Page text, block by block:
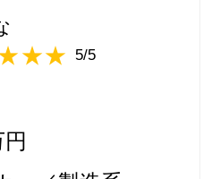
ートフォンで面接する
応募した先から連絡が
じて面接日を決めて面
ット動画面接を知らせ
プリを起動して受話器
が開始されます。この
もあります。
5/5